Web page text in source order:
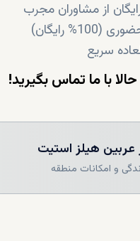
رایگان)
سریع
با ما تماس بگیرید!
عربین هیلز استیت
و امکانات منطقه